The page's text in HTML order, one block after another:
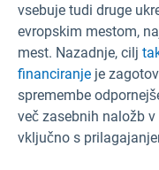
vsebuje tudi druge
evropskim mestom,
mest. Nazadnje, cilj
financiranje je
spremembe
več zasebnih naložb
vključno s